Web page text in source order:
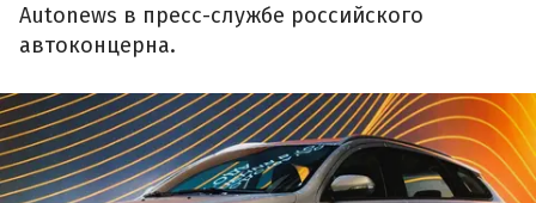
Autonews в пресс-службе российского
автоконцерна.